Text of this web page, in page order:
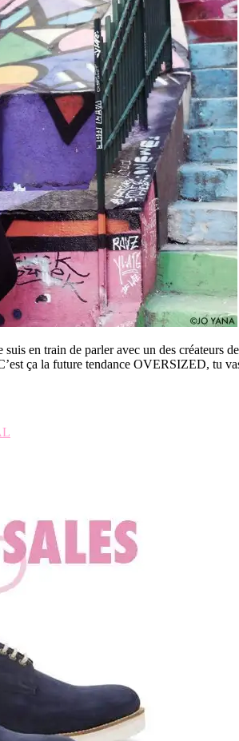
en train de parler avec un des
ça la future tendance OVERSIZED, tu